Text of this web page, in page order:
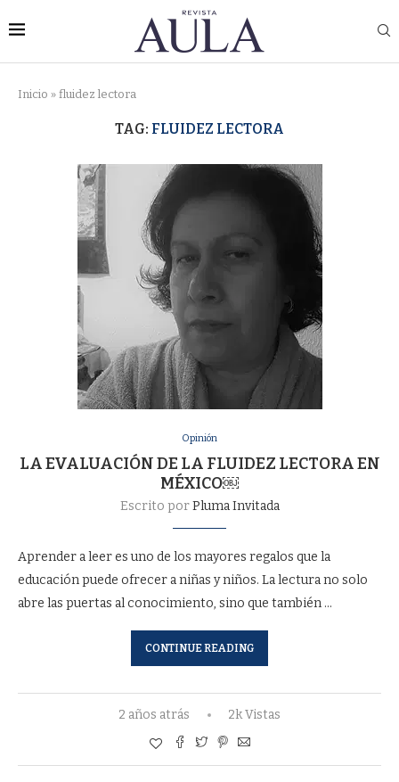
Inicio » fluidez lectora
TAG: FLUIDEZ LECTORA
Opinión
LA EVALUACIÓN DE LA FLUIDEZ LECTORA EN
MÉXICO￼
Escrito porPluma Invitada
Aprender a leer es uno de los mayores regalos que la
educación puede ofrecer a niñas y niños. La lectura no solo
abre las puertas al conocimiento, sino que también …
CONTINUE READING
2 años atrás 2k Vistas